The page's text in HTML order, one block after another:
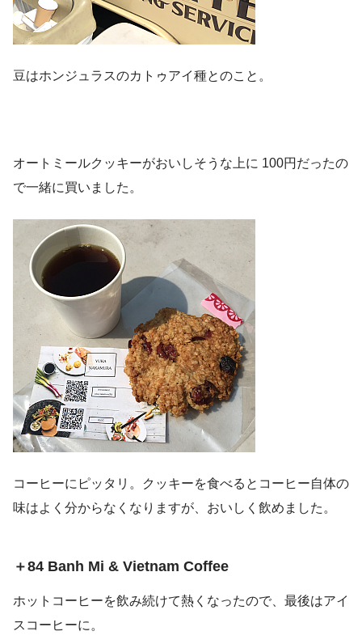
豆はホンジュラスのカトゥアイ種とのこと。
オートミールクッキーがおいしそうな上に 100円だったの
で一緒に買いました。
コーヒーにピッタリ。クッキーを食べるとコーヒー自体の
味はよく分からなくなりますが、おいしく飲めました。
＋84 Banh Mi & Vietnam Coffee
ホットコーヒーを飲み続けて熱くなったので、最後はアイ
スコーヒーに。